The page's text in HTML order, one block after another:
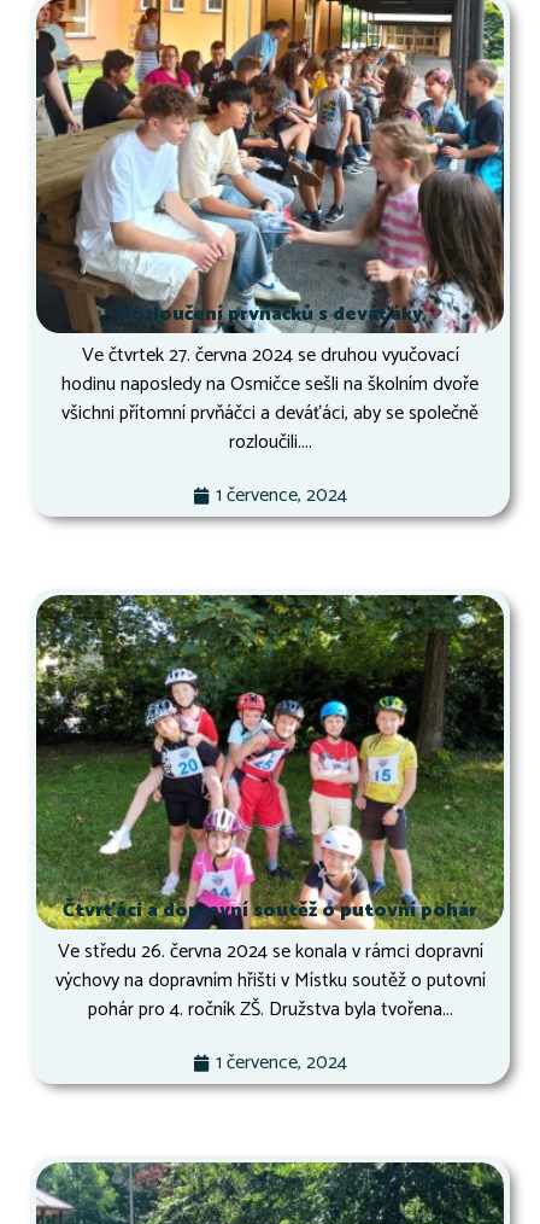
Rozloučení prvňáčků s deváťáky
Ve čtvrtek 27. června 2024 se druhou vyučovací
hodinu naposledy na Osmičce sešli na školním dvoře
všichni přítomní prvňáčci a deváťáci, aby se společně
rozloučili....
1 července, 2024
Čtvrťáci a dopravní soutěž o putovní pohár
Ve středu 26. června 2024 se konala v rámci dopravní
výchovy na dopravním hřišti v Místku soutěž o putovní
pohár pro 4. ročník ZŠ. Družstva byla tvořena...
1 července, 2024